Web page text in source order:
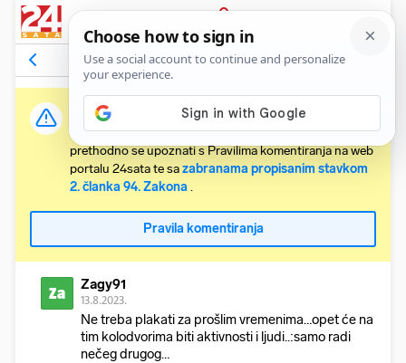
PRIJAVA
Komentari5 Relevantni
Važna obavijest:
Svaki korisnik koji želi komentirati članke obvezan je
prethodno se upoznati s Pravilima komentiranja na web
portalu 24sata te sazabranama propisanim stavkom
2. članka 94. Zakona .
Pravila komentiranja
Za Zagy91
13.8.2023.
Ne treba plakati za prošlim vremenima…opet će na
tim kolodvorima biti aktivnosti i ljudi..:samo radi
nečeg drugog…